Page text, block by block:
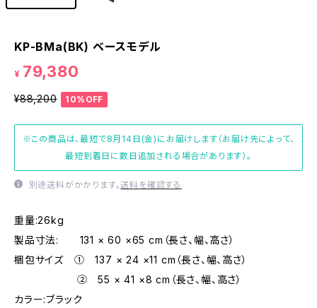
KP-BMa(BK) ベースモデル
¥ 79,380
¥88,200 10%OFF
※この商品は、最短で8月14日(金)にお届けします（お届け先によって、
最短到着日に数日追加される場合があります）。
別途送料がかかります。送料を確認する
重量:26kg
製品寸法: 131 × 60 ×65 cm（長さ、幅、高さ）
梱包サイズ ① 137 × 24 ×11 cm（長さ、幅、高さ）
② 55 × 41 ×8 cm（長さ、幅、高さ）
カラー:ブラック